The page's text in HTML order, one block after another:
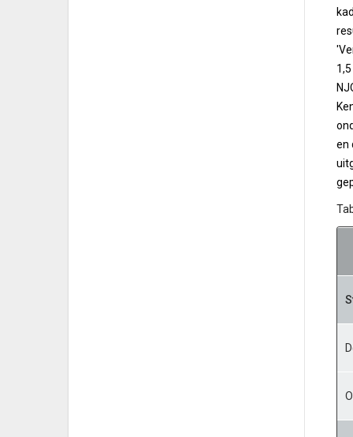
en